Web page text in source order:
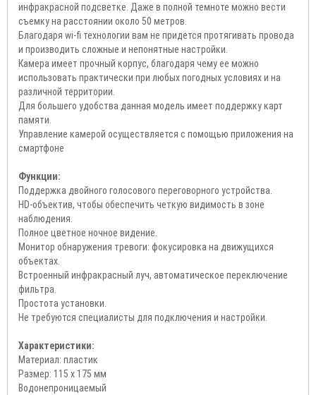
инфракрасной подсветке. Даже в полной темноте можно вести
съемку на расстоянии около 50 метров.
Благодаря wi-fi технологии вам не придется протягивать провода
и производить сложные и непонятные настройки.
Камера имеет прочный корпус, благодаря чему ее можно
использовать практически при любых погодных условиях и на
различной территории.
Для большего удобства данная модель имеет поддержку карт
памяти.
Управление камерой осуществляется с помощью приложения на
смартфоне
Функции:
Поддержка двойного голосового переговорного устройства.
HD-объектив, чтобы обеспечить четкую видимость в зоне
наблюдения.
Полное цветное ночное видение.
Монитор обнаружения тревоги: фокусировка на движущихся
объектах.
Встроенный инфракрасный луч, автоматическое переключение
фильтра.
Простота установки.
Не требуются специалисты для подключения и настройки.
Характеристики:
Материал: пластик
Размер: 115 х 175 мм
Водонепроницаемый